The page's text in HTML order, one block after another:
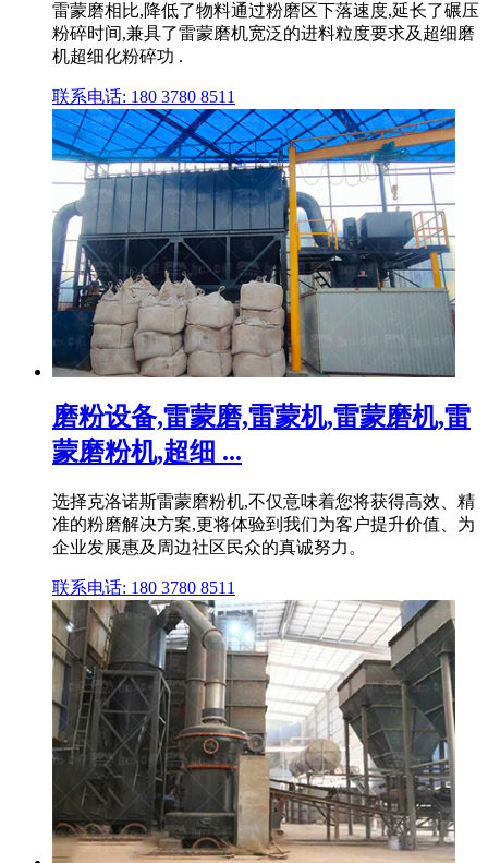
雷蒙磨相比,降低了物料通过粉磨区下落速度,延长了碾压
粉碎时间,兼具了雷蒙磨机宽泛的进料粒度要求及超细磨
机超细化粉碎功 .
联系电话: 180 3780 8511
磨粉设备,雷蒙磨,雷蒙机,雷蒙磨机,雷
蒙磨粉机,超细 ...
选择克洛诺斯雷蒙磨粉机,不仅意味着您将获得高效、精
准的粉磨解决方案,更将体验到我们为客户提升价值、为
企业发展惠及周边社区民众的真诚努力。
联系电话: 180 3780 8511